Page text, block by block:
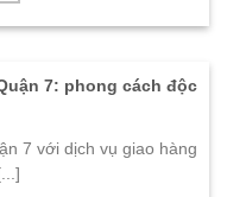
7: phong cách độc
7 với dịch vụ giao hàng